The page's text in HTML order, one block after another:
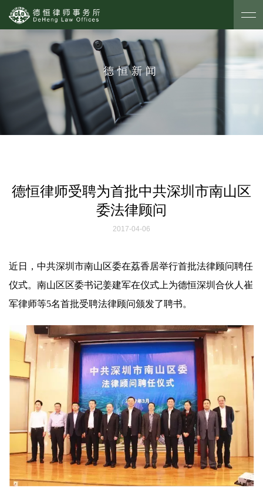
德恒新闻
德恒律师受聘为首批中共深圳市南山区
委法律顾问
2017-04-06
近日，中共深圳市南山区委在荔香居举行首批法律顾问聘任
仪式。南山区区委书记姜建军在仪式上为德恒深圳合伙人崔
军律师等5名首批受聘法律顾问颁发了聘书。